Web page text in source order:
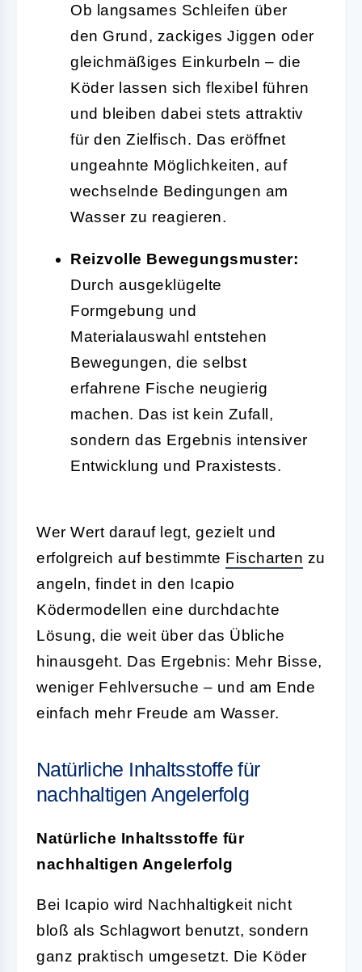
Ob langsames Schleifen über
den Grund, zackiges Jiggen oder
gleichmäßiges Einkurbeln – die
Köder lassen sich flexibel führen
und bleiben dabei stets attraktiv
für den Zielfisch. Das eröffnet
ungeahnte Möglichkeiten, auf
wechselnde Bedingungen am
Wasser zu reagieren.
Reizvolle Bewegungsmuster:
Durch ausgeklügelte
Formgebung und
Materialauswahl entstehen
Bewegungen, die selbst
erfahrene Fische neugierig
machen. Das ist kein Zufall,
sondern das Ergebnis intensiver
Entwicklung und Praxistests.
Wer Wert darauf legt, gezielt und
erfolgreich auf bestimmte Fischarten zu
angeln, findet in den Icapio
Ködermodellen eine durchdachte
Lösung, die weit über das Übliche
hinausgeht. Das Ergebnis: Mehr Bisse,
weniger Fehlversuche – und am Ende
einfach mehr Freude am Wasser.
Natürliche Inhaltsstoffe für
nachhaltigen Angelerfolg
Natürliche Inhaltsstoffe für
nachhaltigen Angelerfolg
Bei Icapio wird Nachhaltigkeit nicht
bloß als Schlagwort benutzt, sondern
ganz praktisch umgesetzt. Die Köder